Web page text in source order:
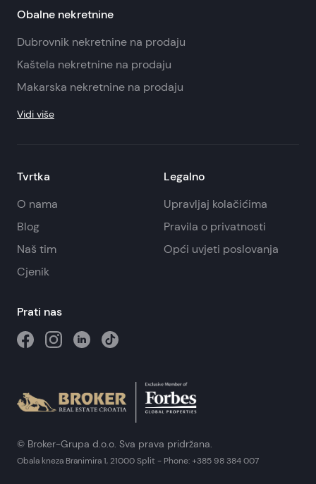
Obalne nekretnine
Dubrovnik nekretnine na prodaju
Kaštela nekretnine na prodaju
Makarska nekretnine na prodaju
Vidi više
Tvrtka
O nama
Blog
Naš tim
Cjenik
Legalno
Upravljaj kolačićima
Pravila o privatnosti
Opći uvjeti poslovanja
Prati nas
© Broker-Grupa d.o.o. Sva prava pridržana.
Obala kneza Branimira 1, 21000 Split - Phone: +385 98 384 007